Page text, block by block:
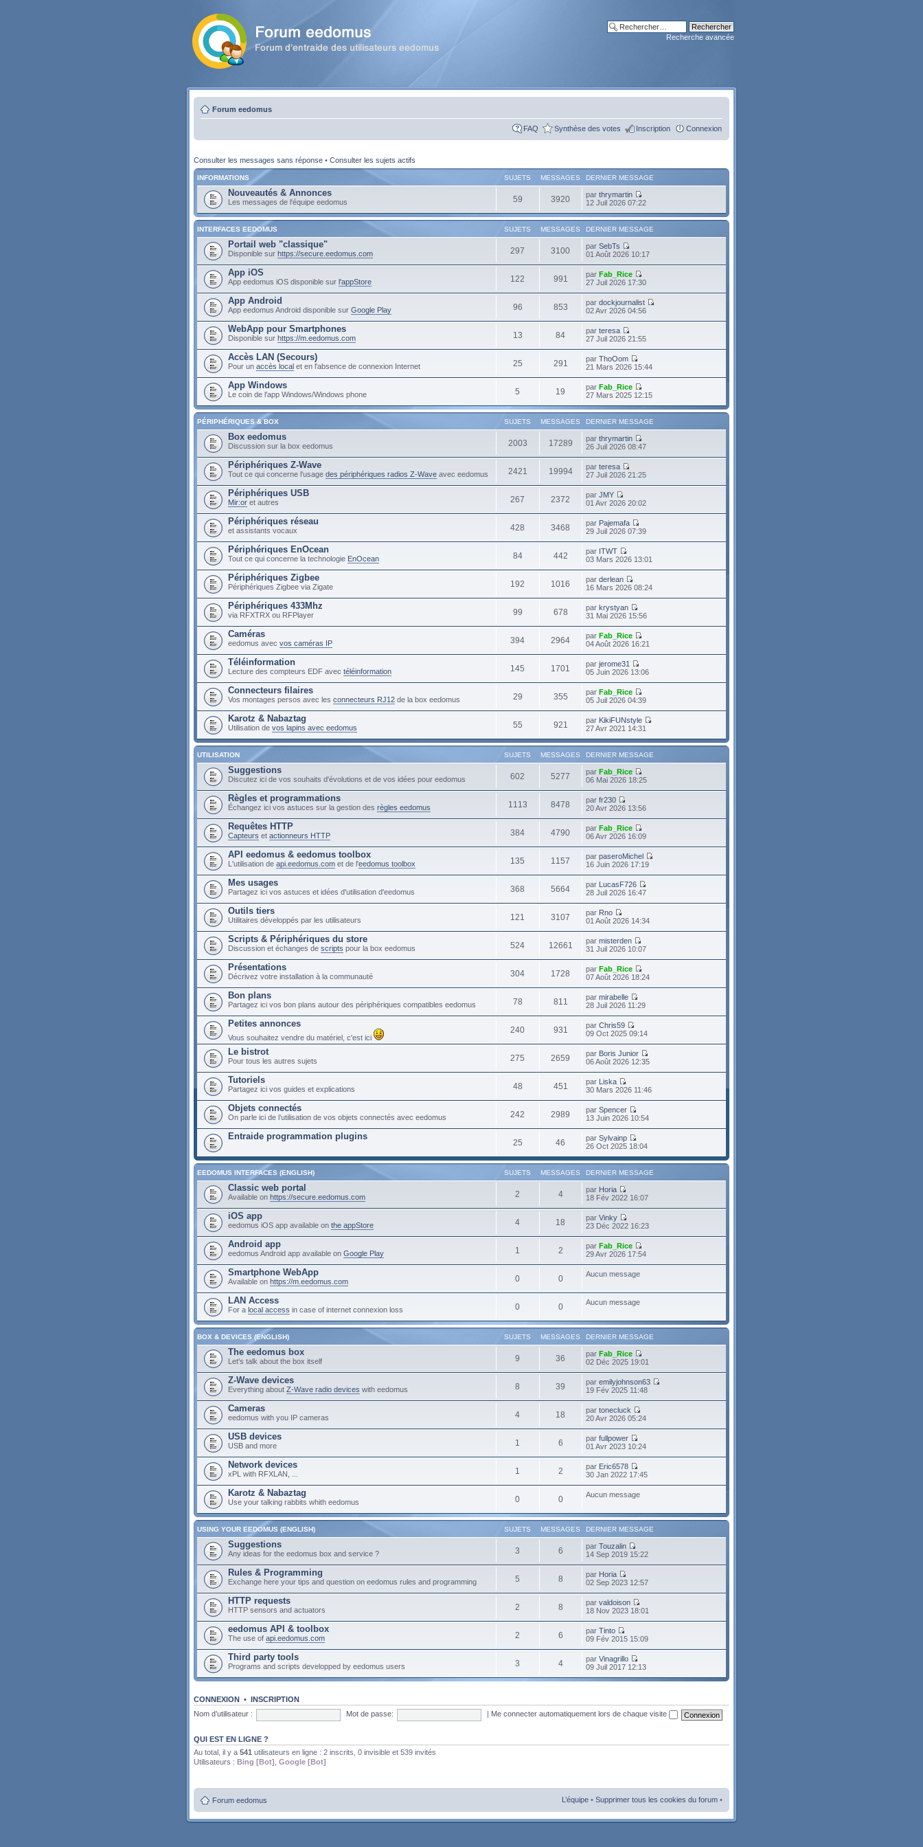
Recherche avancée
Forum eedomus
FAQ Synthèse des votes Inscription Connexion
Consulter les messages sans réponse • Consulter les sujets actifs
INFORMATIONS SUJETS MESSAGES DERNIER MESSAGE
Nouveautés & Annonces
Les messages de l'équipe eedomus 59 3920 parthrymartin
12 Juil 2026 07:22
INTERFACES EEDOMUS SUJETS MESSAGES DERNIER MESSAGE
Portail web "classique"
Disponible sur https://secure.eedomus.com 297 3100 parSebTs
01 Août 2026 10:17
App iOS
App eedomus iOS disponible sur l'appStore 122 991 parFab_Rice
27 Juil 2026 17:30
App Android
App eedomus Android disponible sur Google Play 96 853 pardockjournalist
02 Avr 2026 04:56
WebApp pour Smartphones
Disponible sur https://m.eedomus.com 13 84 parteresa
27 Juil 2026 21:55
Accès LAN (Secours)
Pour un accès local et en l'absence de connexion Internet 25 291 parThoOom
21 Mars 2026 15:44
App Windows
Le coin de l'app Windows/Windows phone 5 19 parFab_Rice
27 Mars 2025 12:15
PÉRIPHÉRIQUES & BOX SUJETS MESSAGES DERNIER MESSAGE
Box eedomus
Discussion sur la box eedomus 2003 17289 parthrymartin
26 Juil 2026 08:47
Périphériques Z-Wave
Tout ce qui concerne l'usage des périphériques radios Z-Wave avec eedomus 2421 19994 parteresa
27 Juil 2026 21:25
Périphériques USB
Mir:or et autres 267 2372 parJMY
01 Avr 2026 20:02
Périphériques réseau
et assistants vocaux 428 3468 par Pajemafa
29 Juil 2026 07:39
Périphériques EnOcean
Tout ce qui concerne la technologie EnOcean 84 442 par ITWT
03 Mars 2026 13:01
Périphériques Zigbee
Périphériques Zigbee via Zigate 192 1016 parderlean
16 Mars 2026 08:24
Périphériques 433Mhz
via RFXTRX ou RFPlayer 99 678 parkrystyan
31 Mai 2026 15:56
Caméras
eedomus avec vos caméras IP 394 2964 parFab_Rice
04 Août 2026 16:21
Téléinformation
Lecture des compteurs EDF avec téléinformation 145 1701 parjerome31
05 Juin 2026 13:06
Connecteurs filaires
Vos montages persos avec les connecteurs RJ12 de la box eedomus 29 355 parFab_Rice
05 Juil 2026 04:39
Karotz & Nabaztag
Utilisation de vos lapins avec eedomus 55 921 par KikiFUNstyle
27 Avr 2021 14:31
UTILISATION SUJETS MESSAGES DERNIER MESSAGE
Suggestions
Discutez ici de vos souhaits d'évolutions et de vos idées pour eedomus 602 5277 parFab_Rice
06 Mai 2026 18:25
Règles et programmations
Échangez ici vos astuces sur la gestion des règles eedomus 1113 8478 parfr230
20 Avr 2026 13:56
Requêtes HTTP
Capteurs et actionneurs HTTP 384 4790 parFab_Rice
06 Avr 2026 16:09
API eedomus & eedomus toolbox
L'utilisation de api.eedomus.com et de l'eedomus toolbox 135 1157 parpaseroMichel
16 Juin 2026 17:19
Mes usages
Partagez ici vos astuces et idées d'utilisation d'eedomus 368 5664 par LucasF726
28 Juil 2026 16:47
Outils tiers
Utilitaires développés par les utilisateurs 121 3107 par Rno
01 Août 2026 14:34
Scripts & Périphériques du store
Discussion et échanges de scripts pour la box eedomus 524 12661 parmisterden
31 Juil 2026 10:07
Présentations
Décrivez votre installation à la communauté 304 1728 parFab_Rice
07 Août 2026 18:24
Bon plans
Partagez ici vos bon plans autour des périphériques compatibles eedomus 78 811 parmirabelle
28 Juil 2026 11:29
Petites annonces
Vous souhaitez vendre du matériel, c'est ici
240 931 parChris59
09 Oct 2025 09:14
Le bistrot
Pour tous les autres sujets 275 2659 par Boris Junior
06 Août 2026 12:35
Tutoriels
Partagez ici vos guides et explications 48 451 par Liska
30 Mars 2026 11:46
Objets connectés
On parle ici de l’utilisation de vos objets connectés avec eedomus 242 2989 parSpencer
13 Juin 2026 10:54
Entraide programmation plugins
25 46 parSylvainp
26 Oct 2025 18:04
EEDOMUS INTERFACES (ENGLISH) SUJETS MESSAGES DERNIER MESSAGE
Classic web portal
Available on https://secure.eedomus.com 2 4 par Horia
18 Fév 2022 16:07
iOS app
eedomus iOS app available on the appStore 4 18 parVinky
23 Déc 2022 16:23
Android app
eedomus Android app available on Google Play 1 2 parFab_Rice
29 Avr 2026 17:54
Smartphone WebApp
Available on https://m.eedomus.com 0 0 Aucun message
LAN Access
For a local access in case of internet connexion loss 0 0 Aucun message
BOX & DEVICES (ENGLISH) SUJETS MESSAGES DERNIER MESSAGE
The eedomus box
Let's talk about the box itself 9 36 parFab_Rice
02 Déc 2025 19:01
Z-Wave devices
Everything about Z-Wave radio devices with eedomus 8 39 paremilyjohnson63
19 Fév 2025 11:48
Cameras
eedomus with you IP cameras 4 18 partonecluck
20 Avr 2026 05:24
USB devices
USB and more 1 6 parfullpower
01 Avr 2023 10:24
Network devices
xPL with RFXLAN, ... 1 2 par Eric6578
30 Jan 2022 17:45
Karotz & Nabaztag
Use your talking rabbits whith eedomus 0 0 Aucun message
USING YOUR EEDOMUS (ENGLISH) SUJETS MESSAGES DERNIER MESSAGE
Suggestions
Any ideas for the eedomus box and service ? 3 6 parTouzalin
14 Sep 2019 15:22
Rules & Programming
Exchange here your tips and question on eedomus rules and programming 5 8 par Horia
02 Sep 2023 12:57
HTTP requests
HTTP sensors and actuators 2 8 parvaldoison
18 Nov 2023 18:01
eedomus API & toolbox
The use of api.eedomus.com 2 6 parTinto
09 Fév 2015 15:09
Third party tools
Programs and scripts developped by eedomus users 3 4 parVinagrillo
09 Juil 2017 12:13
CONNEXION • INSCRIPTION
Nom d’utilisateur :
Mot de passe: Me connecter automatiquement lors de chaque visite
QUI EST EN LIGNE ?
Au total, il y a 541 utilisateurs en ligne : 2 inscrits, 0 invisible et 539 invités
Utilisateurs : Bing [Bot] Google [Bot]
Forum eedomus L’équipe • Supprimer tous les cookies du forum •